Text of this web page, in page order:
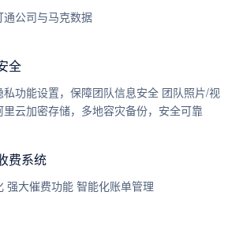
通公司与马克数据
全
私功能设置，保障团队信息安全 团队照片/视
里云加密存储，多地容灾备份，安全可靠
费系统
强大催费功能 智能化账单管理